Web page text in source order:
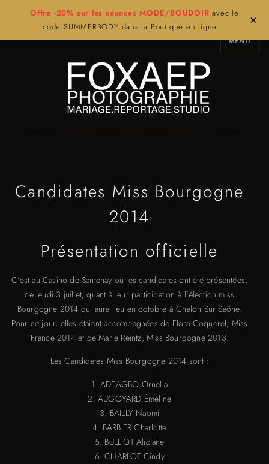
Offre -20% sur les séances MODE/BOUDOIR avec le
code SUMMERBODY dans la Boutique en ligne.
×
MENU
Candidates Miss Bourgogne
2014
Présentation officielle
C’est au Casino de Santenay où les candidates ont été présentées,
ce jeudi 3 juillet, quant à leur participation à l’élection miss
Bourgogne 2014 qui aura lieu en octobre à Chalon Sur Saône.
Pour ce jour, elles étaient accompagnées de Flora Coquerel, Miss
France 2014 et de Marie Reintz, Miss Bourgogne 2013.
Les Candidates Miss Bourgogne 2014 sont :
1. ADEAGBO Ornella
2. AUGOYARD Émeline
3. BAILLY Naomi
4. BARBIER Charlotte
5. BULLIOT Aliciane
6. CHARLOT Cindy